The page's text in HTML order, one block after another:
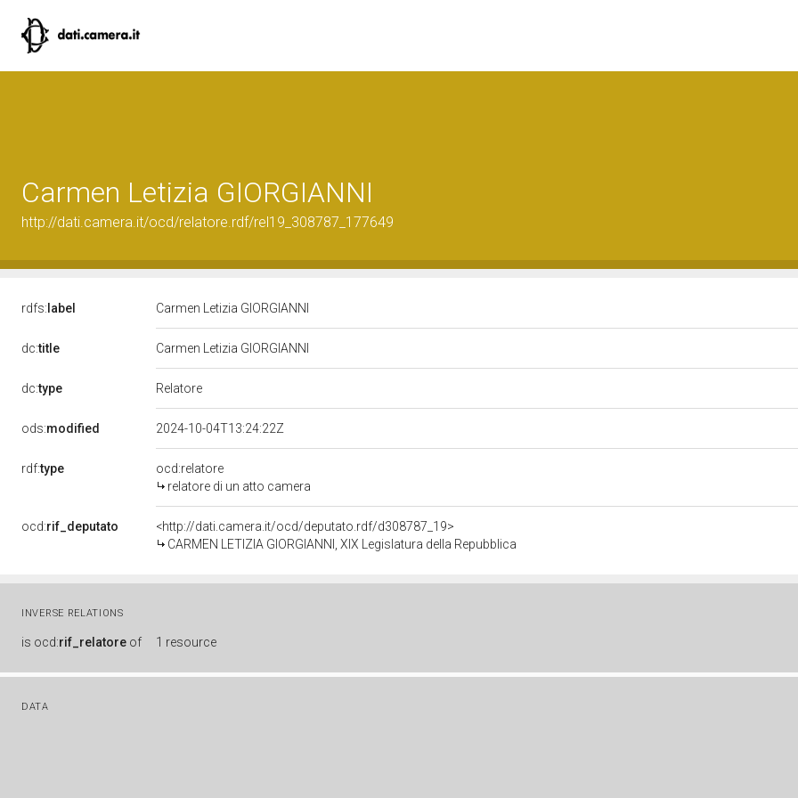
Carmen Letizia GIORGIANNI
http://dati.camera.it/ocd/relatore.rdf/rel19_308787_177649
rdfs: label Carmen Letizia GIORGIANNI
dc:title Carmen Letizia GIORGIANNI
dc:type Relatore
ods:modified 2024-10-04T13:24:22Z
rdf:type
ocd:relatore
relatore di un atto camera
ocd:rif_deputato
<http://dati.camera.it/ocd/deputato.rdf/d308787_19>
CARMEN LETIZIA GIORGIANNI, XIX Legislatura della Repubblica
INVERSE RELATIONS
is ocd:rif_relatore of 1 resource
DATA